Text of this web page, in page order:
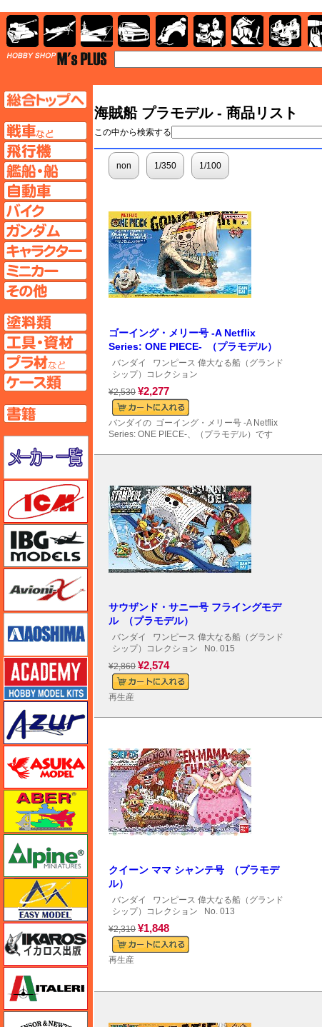
海賊船 プラモデル - 商品リスト
この中から検索する
non 1/350 1/100
ゴーイング・メリー号 -A Netflix
Series: ONE PIECE- （プラモデル）
バンダイ
ワンピース 偉大なる船（グランド
シップ）コレクション
¥2,530 ¥2,277
バンダイの ゴーイング・メリー号 -A Netflix
Series: ONE PIECE-、（プラモデル）です
サウザンド・サニー号 フライングモデ
ル （プラモデル）
バンダイ
ワンピース 偉大なる船（グランド
シップ）コレクション No. 015
¥2,860 ¥2,574
再生産
クイーン ママ シャンテ号 （プラモデ
ル）
バンダイ
ワンピース 偉大なる船（グランド
シップ）コレクション No. 013
¥2,310 ¥1,848
再生産
AFV
飛行機ページへ
艦船ページへ
ガンダムページへ
キャラクターページへ
ミニカーページへ
その他ページへ
工具ページへ
プラ材ページへ
ケースページへ
書籍ページへ
メーカー一覧のページはこちら
Avioni-X（アヴィオニクス）
アオシマ
アカデミー
アスカモデル
アベール
イージーモデル
イカロス出版
AFV 飛行機 艦船 自動車 バイク キャラクターガンダム 塗料